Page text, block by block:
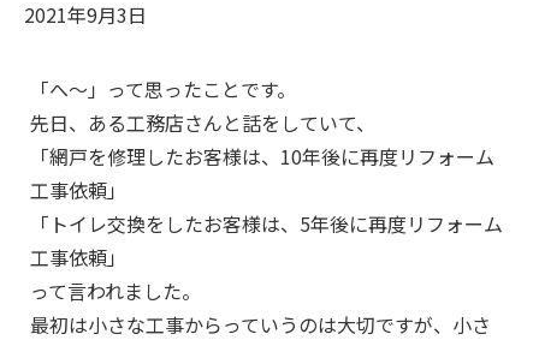
2021年9月3日
「へ～」って思ったことです。
先日、ある工務店さんと話をしていて、
「網戸を修理したお客様は、10年後に再度リフォーム
工事依頼」
「トイレ交換をしたお客様は、5年後に再度リフォーム
工事依頼」
って言われました。
最初は小さな工事からっていうのは大切ですが、小さ